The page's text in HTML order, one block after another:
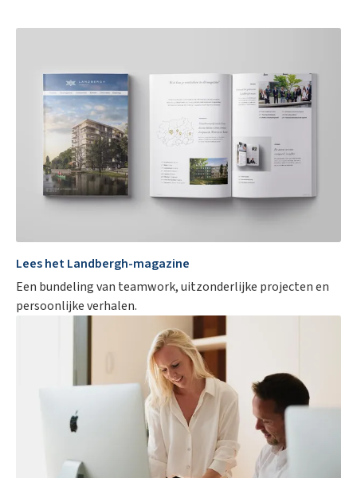
VERHUURD
Penthouse in Gent
Uniek appartement met 3 slaapkamers en 3 terrassen in de
VERHUURD
Lees het Landbergh-magazine
Een bundeling van teamwork, uitzonderlijke projecten en
persoonlijke verhalen.